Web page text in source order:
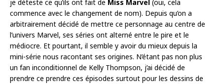
je déteste ce qu’ils ont fait de Miss Marvel (oui, cela
commence avec le changement de nom). Depuis qu’on a
arbitrairement décidé de mettre ce personnage au centre de
l’univers Marvel, ses séries ont alterné entre le pire et le
médiocre. Et pourtant, il semble y avoir du mieux depuis la
mini-série nous racontant ses origines. N’étant pas non plus
un fan inconditionnel de Kelly Thompson, j’ai décidé de
prendre ce prendre ces épisodes surtout pour les dessins de